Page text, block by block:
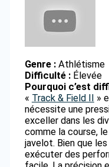
Genre :Athlétisme
Difficulté :Élevée
Pourquoi c’est
« Track & Field II »
nécessite une
exceller dans les
comme la course,
javelot. Bien que
exécuter des